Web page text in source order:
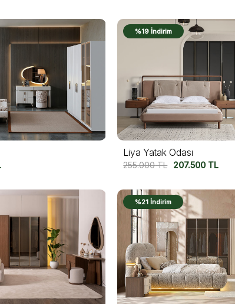
%19 İndirim
Liya Yatak Odası
255.000TL 207.500 TL
%21 İndirim